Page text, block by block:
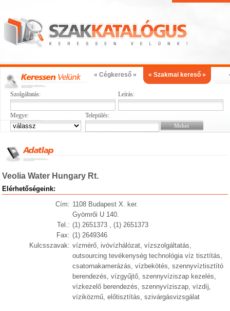
« Cégkereső » « Szakmai kereső »
Szolgáltatás: Leírás:
Megye: Település:
Veolia Water Hungary Rt.
Elérhetőségeink:
Cím: 1108 Budapest X. ker.
Gyömrői U 140.
Tel.: (1) 2651373 , (1) 2651373
Fax: (1) 2649346
Kulcsszavak: vízmérő, ivóvízhálózat, vízszolgáltatás,
outsourcing tevékenység technológia víz tisztítás,
csatornakamerázás, vízbekötés, szennyvíztisztító
berendezés, vízgyűjtő, szennyvíziszap kezelés,
vízkezelő berendezés, szennyvíziszap, vízdíj,
víziközmű, előtisztítás, szivárgásvizsgálat